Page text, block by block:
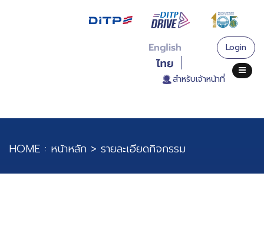
Login
. สำหรับเจ้าหน้าที่
HOME : หน้าหลัก > รายละเอียดกิจกรรม